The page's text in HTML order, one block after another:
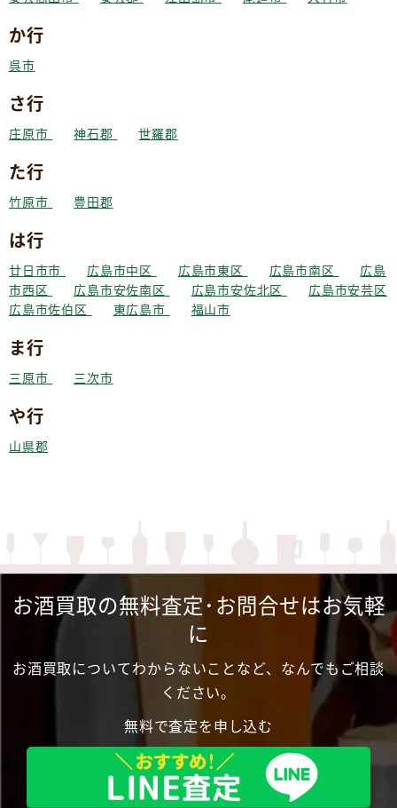
か行
呉市
さ行
庄原市 神石郡 世羅郡
た行
竹原市 豊田郡
は行
廿日市市 広島市中区 広島市東区 広島市南区
広島
市西区
広島市安佐南区 広島市安佐北区
広島市安芸区
広島市佐伯区
東広島市 福山市
ま行
三原市 三次市
や行
山県郡
お酒買取の無料査定･お問合せはお気軽
に
お酒買取についてわからないことなど、なんでもご相談
ください。
無料で査定を申し込む